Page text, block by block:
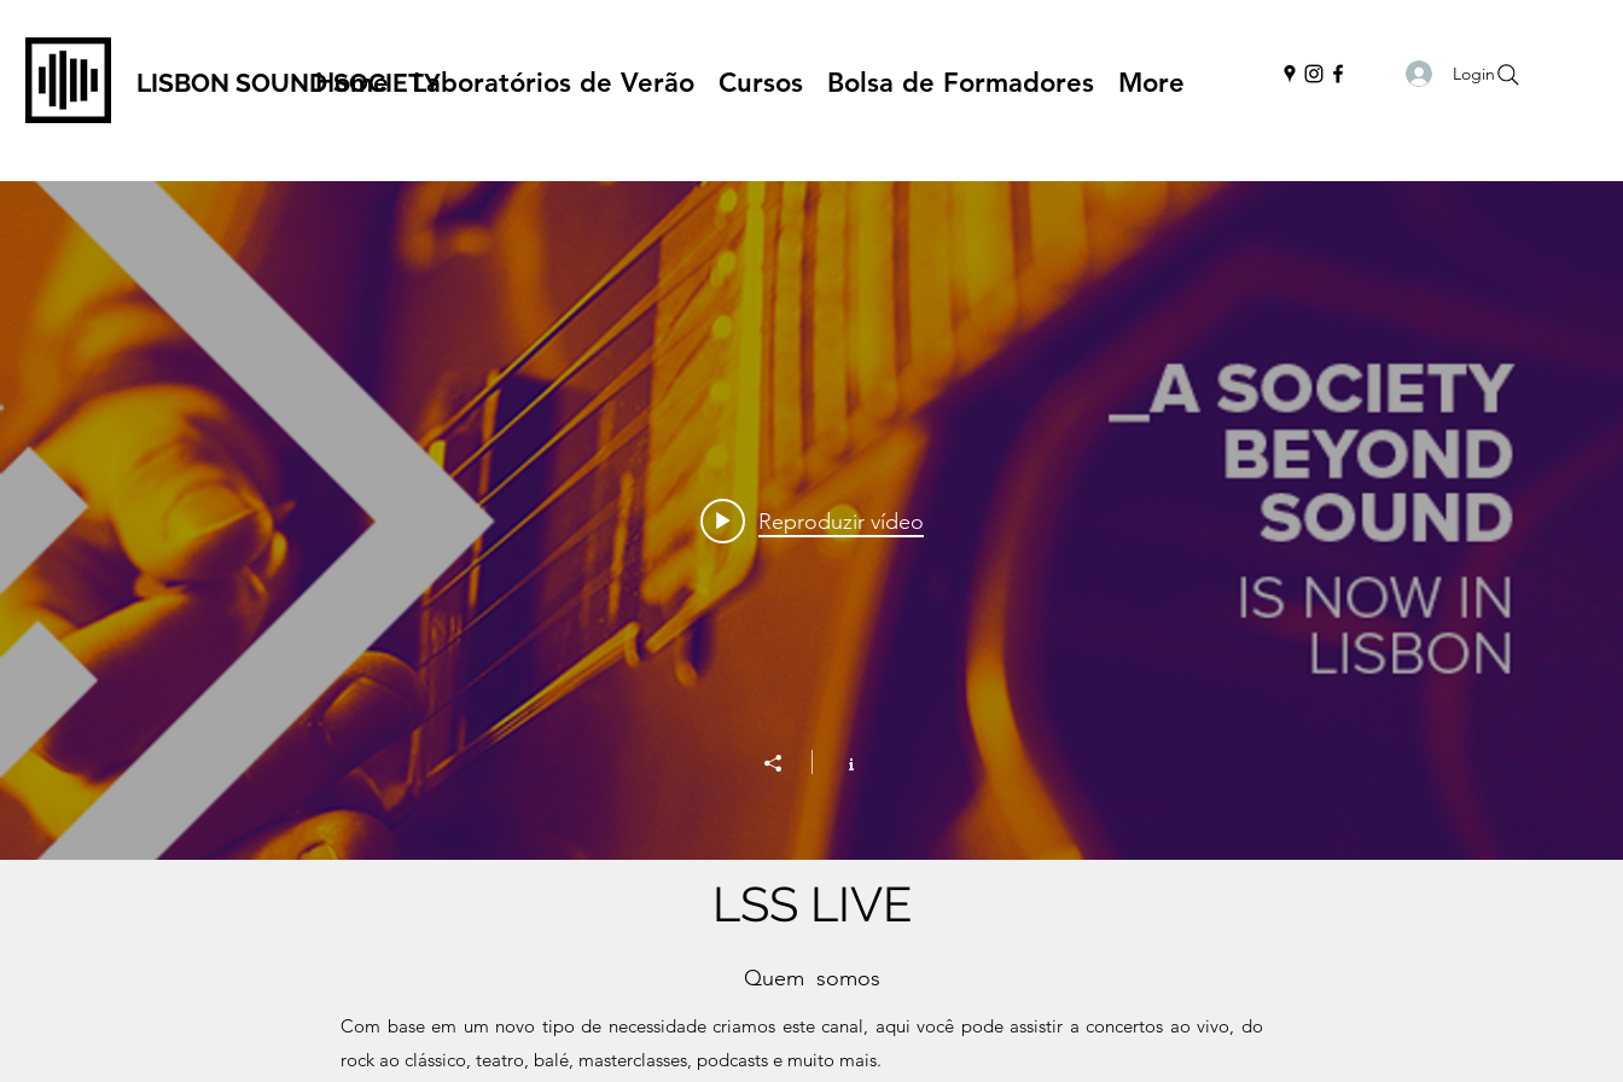
LISBON SOUND SOCIETY
Home Laboratórios de Verão Cursos Bolsa de Formadores More Login
Reproduzir vídeo
LSS LIVE
Quem somos
Com base em um novo tipo de necessidade criamos este canal, aqui você pode assistir a concertos ao vivo, do
rock ao clássico, teatro, balé, masterclasses, podcasts e muito mais.